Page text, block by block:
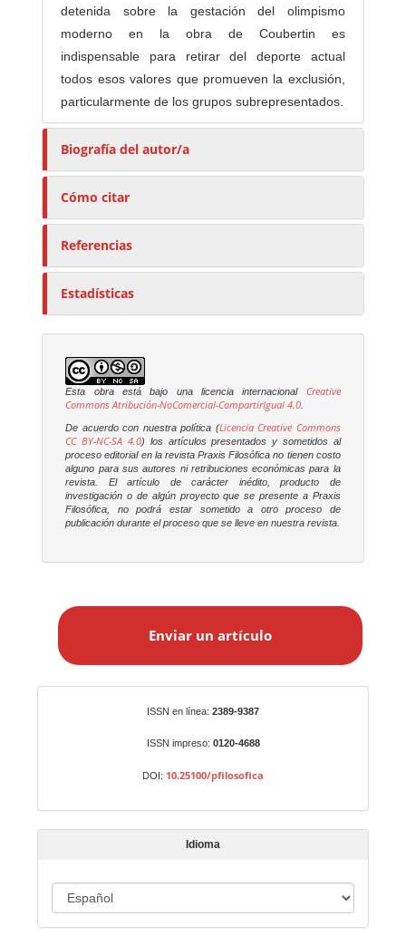
detenida sobre la gestación del olimpismo
moderno en la obra de Coubertin es
indispensable para retirar del deporte actual
todos esos valores que promueven la exclusión,
particularmente de los grupos subrepresentados.
Biografía del autor/a
Cómo citar
Referencias
Estadísticas
Esta obra está bajo una licencia internacional
Creative
Commons Atribución-NoComercial-CompartirIgual 4.0.
De acuerdo con nuestra política (Licencia Creative Commons
CC BY-NC-SA 4.0) los artículos presentados y sometidos al
proceso editorial en la revistaPraxis Filosófica no tienen costo
alguno para sus autores ni retribuciones económicas para la
revista. El artículo de carácter inédito, producto de
investigación o de algún proyecto que se presente a Praxis
Filosófica, no podrá estar sometido a otro proceso de
publicación durante el proceso que se lleve en nuestra revista.
a
t
í
o
Enviar un artículo
ISSN en línea: 2389-9387
ISSN impreso: 0120-4688
DOI: 10.25100/pfilosofica
Idioma
d